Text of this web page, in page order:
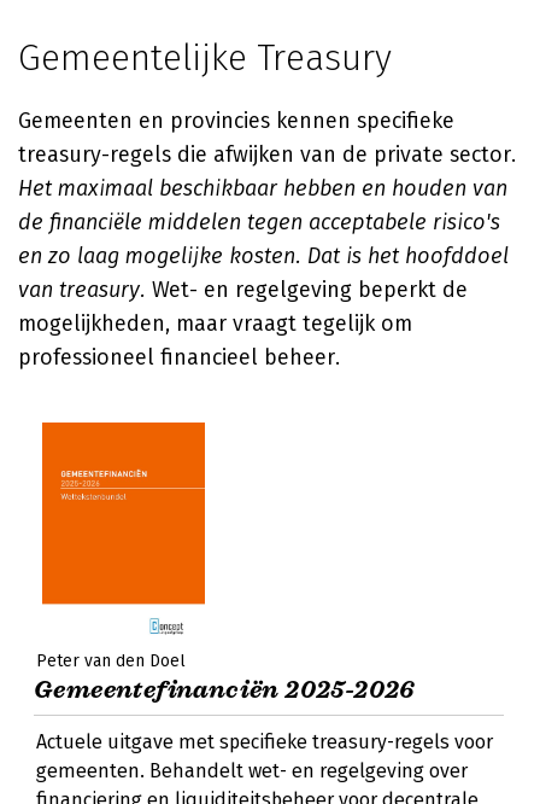
Gemeentelijke Treasury
Gemeenten en provincies kennen specifieke
treasury-regels die afwijken van de private sector.
Het maximaal beschikbaar hebben en houden van
de financiële middelen tegen acceptabele risico's
en zo laag mogelijke kosten. Dat is het hoofddoel
van treasury. Wet- en regelgeving beperkt de
mogelijkheden, maar vraagt tegelijk om
professioneel financieel beheer.
Peter van den Doel
Gemeentefinanciën 2025-2026
Actuele uitgave met specifieke treasury-regels voor
gemeenten. Behandelt wet- en regelgeving over